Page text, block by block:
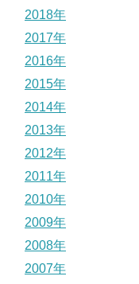
2018年
2017年
2016年
2015年
2014年
2013年
2012年
2011年
2010年
2009年
2008年
2007年